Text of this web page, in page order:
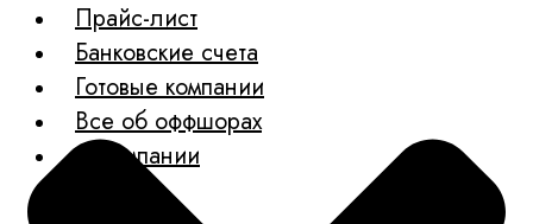
Прайс-лист
Банковские счета
Готовые компании
Все об оффшорах
О компании
Новости